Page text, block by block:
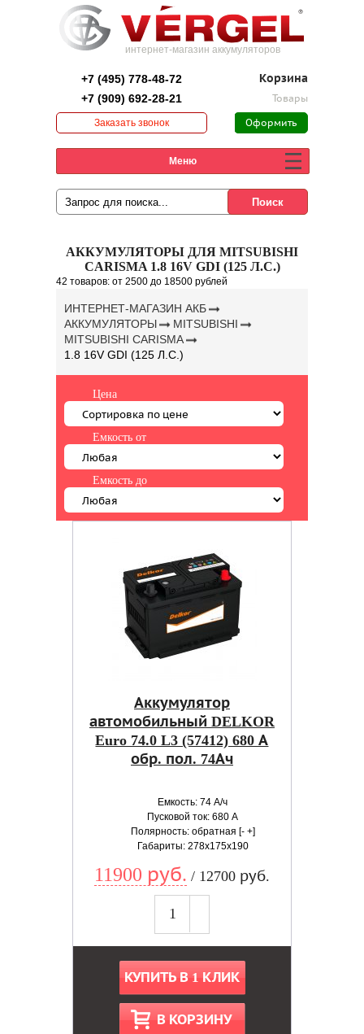
интернет-магазин аккумуляторов
+7 (495) 778-48-72
+7 (909) 692-28-21
Заказать звонок
Корзина
Товары
Оформить
Меню
АККУМУЛЯТОРЫ ДЛЯ MITSUBISHI
CARISMA 1.8 16V GDI (125 Л.С.)
42 товаров: от 2500 до 18500 рублей
ИНТЕРНЕТ-МАГАЗИН АКБ
АККУМУЛЯТОРЫ
MITSUBISHI
MITSUBISHI CARISMA
1.8 16V GDI (125 Л.С.)
Цена
Емкость от
Емкость до
Аккумулятор
автомобильный DELKOR
Euro 74.0 L3 (57412) 680 А
обр. пол. 74Ач
Емкость: 74 А/ч
Пусковой ток: 680 А
Полярность: обратная [- +]
Габариты: 278x175x190
11900 руб. / 12700 руб.
КУПИТЬ В 1 КЛИК
В КОРЗИНУ